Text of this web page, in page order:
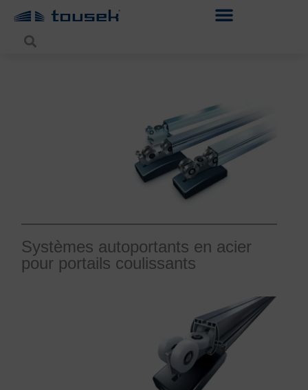
Systèmes autoportants en acier
pour portails coulissants